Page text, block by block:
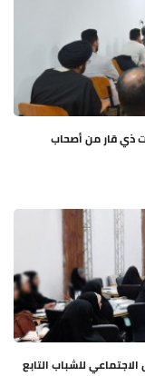
ذي قار من أصحاب
للشباب التابع